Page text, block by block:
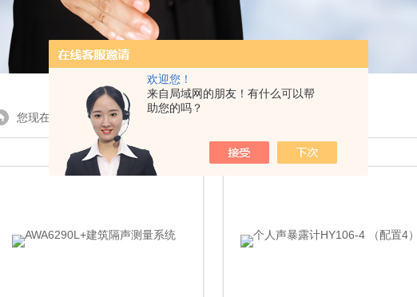
欢迎您！
来自局域网的朋友！有什么可以帮
助您的吗？
您现在的位置：首页> 产品展示 > 噪声监测系统